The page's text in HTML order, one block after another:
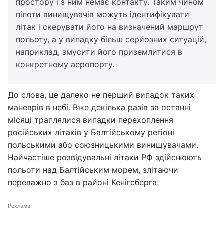
простору і з ним немає контакту. Таким чином
пілоти винищувачів можуть ідентифікувати
літак і скерувати його на визначений маршрут
польоту, а у випадку більш серйозних ситуацій,
наприклад, змусити його приземлитися в
конкретному аеропорту.
До слова, це далеко не перший випадок таких
маневрів в небі. Вже декілька разів за останні
місяці траплялися випадки перехоплення
російських літаків у Балтійському регіоні
польськими або союзницькими винищувачами.
Найчастіше розвідувальні літаки РФ здійснюють
польоти над Балтійським морем, злітаючи
переважно з баз в районі Кенігсберга.
Реклама